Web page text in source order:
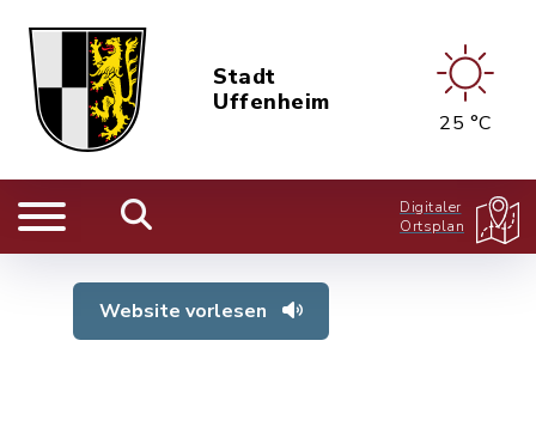
Stadt
Uffenheim
25 °C
Digitaler
Ortsplan
Website vorlesen